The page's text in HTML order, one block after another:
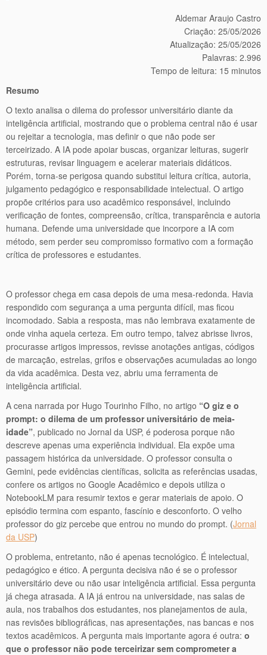
Aldemar Araujo Castro
Criação: 25/05/2026
Atualização: 25/05/2026
Palavras: 2.996
Tempo de leitura: 15 minutos
Resumo
O texto analisa o dilema do professor universitário diante da
inteligência artificial, mostrando que o problema central não é usar
ou rejeitar a tecnologia, mas definir o que não pode ser
terceirizado. A IA pode apoiar buscas, organizar leituras, sugerir
estruturas, revisar linguagem e acelerar materiais didáticos.
Porém, torna-se perigosa quando substitui leitura crítica, autoria,
julgamento pedagógico e responsabilidade intelectual. O artigo
propõe critérios para uso acadêmico responsável, incluindo
verificação de fontes, compreensão, crítica, transparência e autoria
humana. Defende uma universidade que incorpore a IA com
método, sem perder seu compromisso formativo com a formação
crítica de professores e estudantes.
O professor chega em casa depois de uma mesa-redonda. Havia
respondido com segurança a uma pergunta difícil, mas ficou
incomodado. Sabia a resposta, mas não lembrava exatamente de
onde vinha aquela certeza. Em outro tempo, talvez abrisse livros,
procurasse artigos impressos, revisse anotações antigas, códigos
de marcação, estrelas, grifos e observações acumuladas ao longo
da vida acadêmica. Desta vez, abriu uma ferramenta de
inteligência artificial.
A cena narrada por Hugo Tourinho Filho, no artigo “O giz e o
prompt: o dilema de um professor universitário de meia-
idade”, publicado no Jornal da USP, é poderosa porque não
descreve apenas uma experiência individual. Ela expõe uma
passagem histórica da universidade. O professor consulta o
Gemini, pede evidências científicas, solicita as referências usadas,
confere os artigos no Google Acadêmico e depois utiliza o
NotebookLM para resumir textos e gerar materiais de apoio. O
episódio termina com espanto, fascínio e desconforto. O velho
professor do giz percebe que entrou no mundo do prompt. (Jornal
da USP)
O problema, entretanto, não é apenas tecnológico. É intelectual,
pedagógico e ético. A pergunta decisiva não é se o professor
universitário deve ou não usar inteligência artificial. Essa pergunta
já chega atrasada. A IA já entrou na universidade, nas salas de
aula, nos trabalhos dos estudantes, nos planejamentos de aula,
nas revisões bibliográficas, nas apresentações, nas bancas e nos
textos acadêmicos. A pergunta mais importante agora é outra: o
que o professor não pode terceirizar sem comprometer a